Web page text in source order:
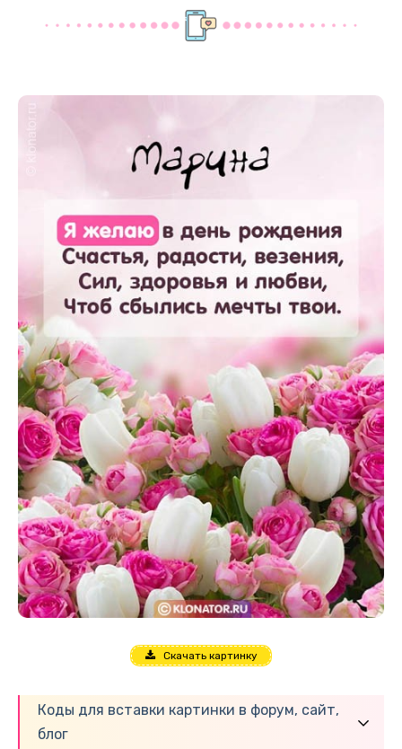
Скачать картинку
Коды для вставки картинки в форум, сайт,
блог